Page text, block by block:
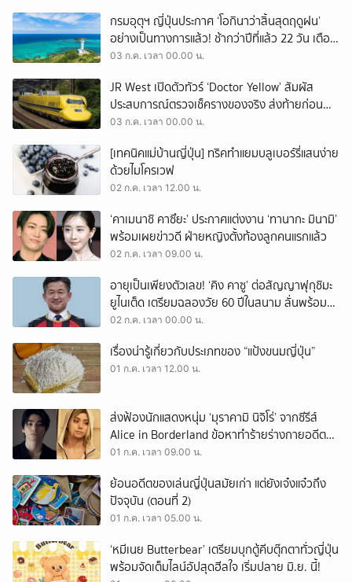
กรมอุตุฯ ญี่ปุ่นประกาศ ‘โอกินาว่าสิ้นสุดฤดูฝน’
อย่างเป็นทางการแล้ว! ช้ากว่าปีที่แล้ว 22 วัน เตือน
หน้าร้อนอุณหภูมิทะลุ 32 องศา
03 ก.ค. เวลา 00.00 น.
JR West เปิดตัวทัวร์ ‘Doctor Yellow’ สัมผัส
ประสบการณ์ตรวจเช็ครางของจริง ส่งท้ายก่อน
ปลดเกษียณ เปิดราคามาสูงถึง 5.5 แสนเยน
03 ก.ค. เวลา 00.00 น.
[เทคนิคแม่บ้านญี่ปุ่น] ทริคทำแยมบลูเบอร์รี่แสนง่าย
ด้วยไมโครเวฟ
02 ก.ค. เวลา 12.00 น.
‘คาเมนาชิ คาซึยะ’ ประกาศแต่งงาน ‘ทานากะ มินามิ’
พร้อมเผยข่าวดี ฝ่ายหญิงตั้งท้องลูกคนแรกแล้ว
02 ก.ค. เวลา 09.00 น.
อายุเป็นเพียงตัวเลข! ‘คิง คาซู’ ต่อสัญญาฟุกุชิมะ
ยูไนเต็ด เตรียมฉลองวัย 60 ปีในสนาม ลั่นพร้อม
พาทีมเลื่อนชั้นสู่ J2
02 ก.ค. เวลา 00.00 น.
เรื่องน่ารู้เกี่ยวกับประเภทของ “แป้งขนมญี่ปุ่น”
01 ก.ค. เวลา 12.00 น.
ส่งฟ้องนักแสดงหนุ่ม ‘มุราคามิ นิจิโร่’ จากซีรีส์
Alice in Borderland ข้อหาทำร้ายร่างกายอดีต
แฟนสาว
01 ก.ค. เวลา 09.00 น.
ย้อนอดีตของเล่นญี่ปุ่นสมัยเก่า แต่ยังเจ๋งแจ๋วถึง
ปัจจุบัน (ตอนที่ 2)
01 ก.ค. เวลา 05.00 น.
‘หมีเนย Butterbear’ เตรียมบุกตู้คีบตุ๊กตาทั่วญี่ปุ่น
พร้อมจัดเต็มไลน์อัปสุดฮีลใจ เริ่มปลาย มิ.ย. นี้!